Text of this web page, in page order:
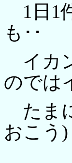
1日1
も･･
イカ
のでは
たま
おこう)